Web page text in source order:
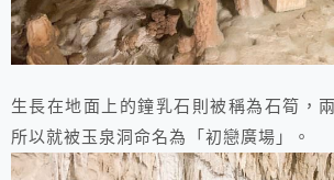
生長在地面上的鐘乳石則被稱為石筍，
所以就被玉泉洞命名為「初戀廣場」。